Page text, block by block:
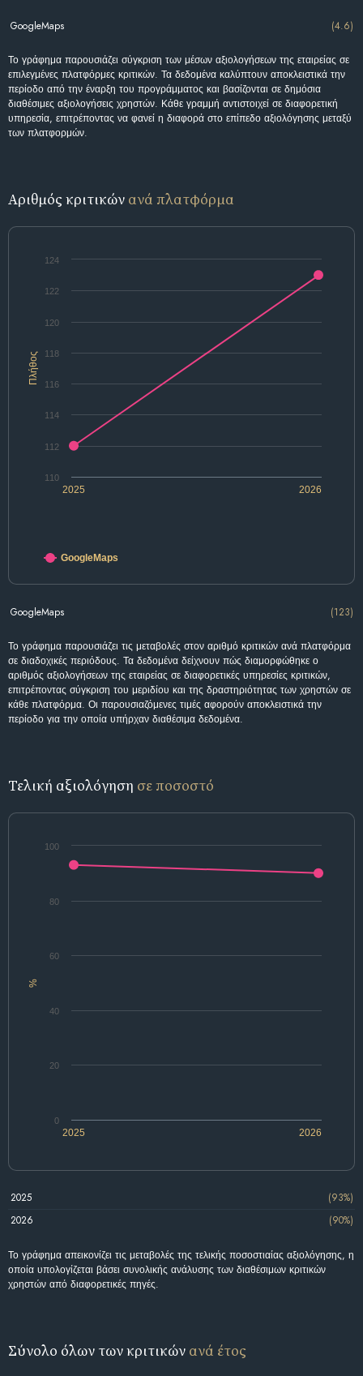
GoogleMaps (4.6)
Το γράφημα παρουσιάζει σύγκριση των μέσων αξιολογήσεων της εταιρείας σε
επιλεγμένες πλατφόρμες κριτικών. Τα δεδομένα καλύπτουν αποκλειστικά την
περίοδο από την έναρξη του προγράμματος και βασίζονται σε δημόσια
διαθέσιμες αξιολογήσεις χρηστών. Κάθε γραμμή αντιστοιχεί σε διαφορετική
υπηρεσία, επιτρέποντας να φανεί η διαφορά στο επίπεδο αξιολόγησης μεταξύ
των πλατφορμών.
Αριθμός κριτικών ανά πλατφόρμα
Πλήθος
2025 2026
110
112
114
116
118
120
122
124
GoogleMaps
GoogleMaps (123)
Το γράφημα παρουσιάζει τις μεταβολές στον αριθμό κριτικών ανά πλατφόρμα
σε διαδοχικές περιόδους. Τα δεδομένα δείχνουν πώς διαμορφώθηκε ο
αριθμός αξιολογήσεων της εταιρείας σε διαφορετικές υπηρεσίες κριτικών,
επιτρέποντας σύγκριση του μεριδίου και της δραστηριότητας των χρηστών σε
κάθε πλατφόρμα. Οι παρουσιαζόμενες τιμές αφορούν αποκλειστικά την
περίοδο για την οποία υπήρχαν διαθέσιμα δεδομένα.
Τελική αξιολόγηση σε ποσοστό
%
2025 2026
0
20
40
60
80
100
2025
(93%)
2026
(90%)
Το γράφημα απεικονίζει τις μεταβολές της τελικής ποσοστιαίας αξιολόγησης, η
οποία υπολογίζεται βάσει συνολικής ανάλυσης των διαθέσιμων κριτικών
χρηστών από διαφορετικές πηγές.
Σύνολο όλων των κριτικών ανά έτος